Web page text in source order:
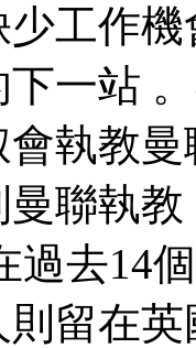
作機會
站 
教曼聯的
聯執教
過去
則留在英